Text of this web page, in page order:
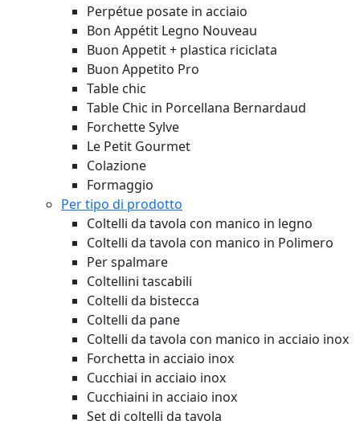
Perpétue posate in acciaio
Bon Appétit Legno Nouveau
Buon Appetit + plastica riciclata
Buon Appetito Pro
Table chic
Table Chic in Porcellana Bernardaud
Forchette Sylve
Le Petit Gourmet
Colazione
Formaggio
Per tipo di prodotto
Coltelli da tavola con manico in legno
Coltelli da tavola con manico in Polimero
Per spalmare
Coltellini tascabili
Coltelli da bistecca
Coltelli da pane
Coltelli da tavola con manico in acciaio inox
Forchetta in acciaio inox
Cucchiai in acciaio inox
Cucchiaini in acciaio inox
Set di coltelli da tavola